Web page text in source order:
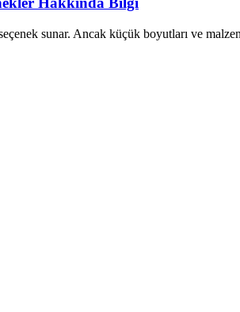
sunar. Ancak küçük boyutları ve